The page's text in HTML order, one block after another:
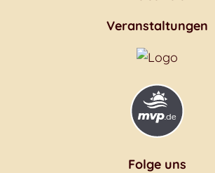
Veranstaltungen
Folge uns